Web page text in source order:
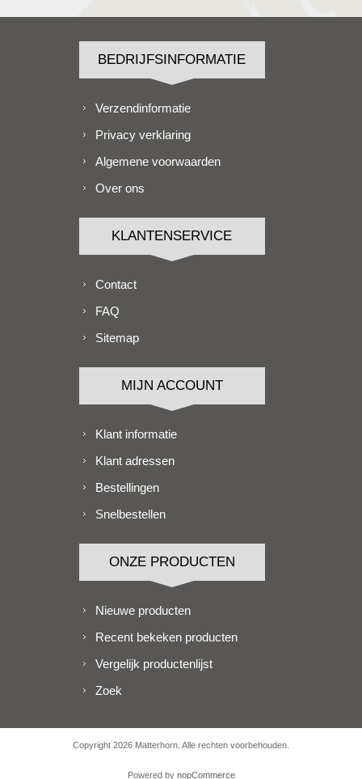
BEDRIJFSINFORMATIE
Verzendinformatie
Privacy verklaring
Algemene voorwaarden
Over ons
KLANTENSERVICE
Contact
FAQ
Sitemap
MIJN ACCOUNT
Klant informatie
Klant adressen
Bestellingen
Snelbestellen
ONZE PRODUCTEN
Nieuwe producten
Recent bekeken producten
Vergelijk productenlijst
Zoek
Copyright 2026 Matterhorn. Alle rechten voorbehouden.
Powered by nopCommerce